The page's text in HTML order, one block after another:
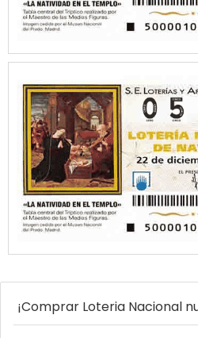
¡Comprar Loteria Nacional